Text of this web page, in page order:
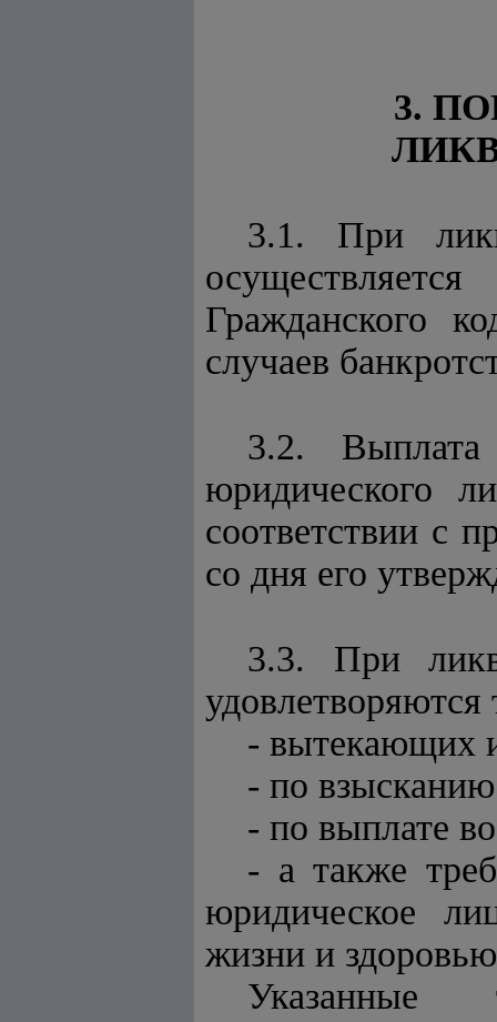
3.
3.1. При
Гражданского
случаев
3.2. Выплата
юридического
соответствии с
со дня его
3.3. При
удовлетворяются
- вытекающих
- по
- по выплате
- а также
юридическое
жизни и
Указанные